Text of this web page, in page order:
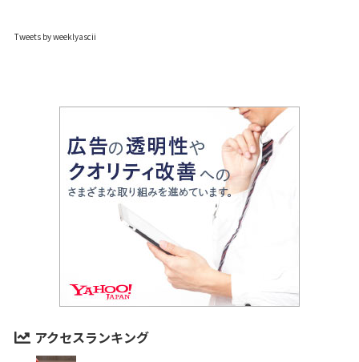
Tweets by weeklyascii
アクセスランキング